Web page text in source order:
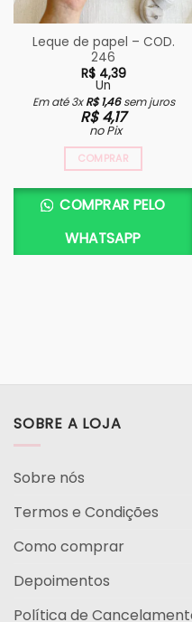
Leque de papel – COD.
246
R$4,39
Un
Em até 3xR$1,46sem juros
R$4,17
no Pix
COMPRAR
COMPRAR PELO
WHATSAPP
SOBRE A LOJA
Sobre nós
Termos e Condições
Como comprar
Depoimentos
Política de